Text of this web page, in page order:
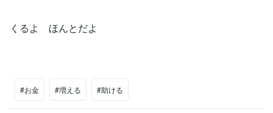
くるよ ほんとだよ
#お金 #増える #助ける